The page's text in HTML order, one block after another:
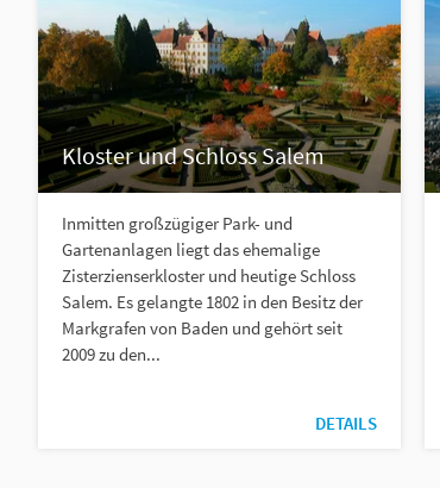
Kloster und Schloss Salem
Inmitten großzügiger Park- und
Gartenanlagen liegt das ehemalige
Zisterzienserkloster und heutige Schloss
Salem. Es gelangte 1802 in den Besitz der
Markgrafen von Baden und gehört seit
2009 zu den...
DETAILS